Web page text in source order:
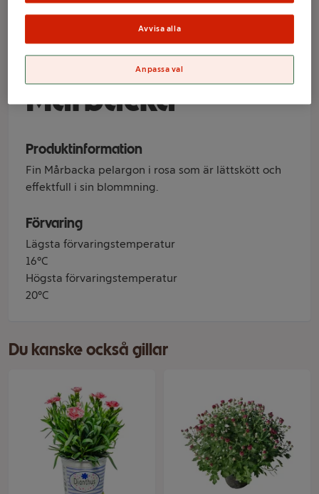
Pelargon
Mårbacka
Produktinformation
Fin Mårbacka pelargon i rosa som är lättskött och
effektfull i sin blommning.
Förvaring
Lägsta förvaringstemperatur
16°C
Högsta förvaringstemperatur
20°C
Du kanske också gillar
Avvisa alla
Anpassa val